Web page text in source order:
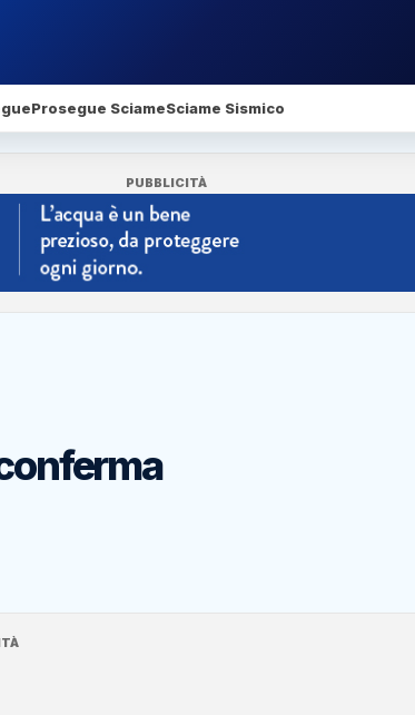
Prosegue SciameSciame Sismico
PUBBLICITÀ